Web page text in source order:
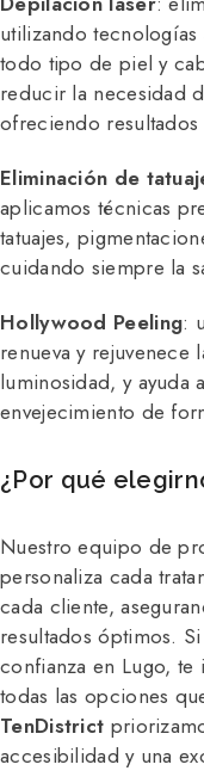
utilizando tecnologías
todo tipo de piel y
reducir la necesidad
ofreciendo
Eliminación de
aplicamos técnicas
tatuajes,
cuidando siempre la
Hollywood Peeling:
renueva y rejuvenece
luminosidad, y ayuda
envejecimiento de
¿Por qué
Nuestro equipo de
personaliza cada
cada cliente,
resultados óptimos.
confianza en Lugo,
todas las opciones
TenDistrict
accesibilidad y una